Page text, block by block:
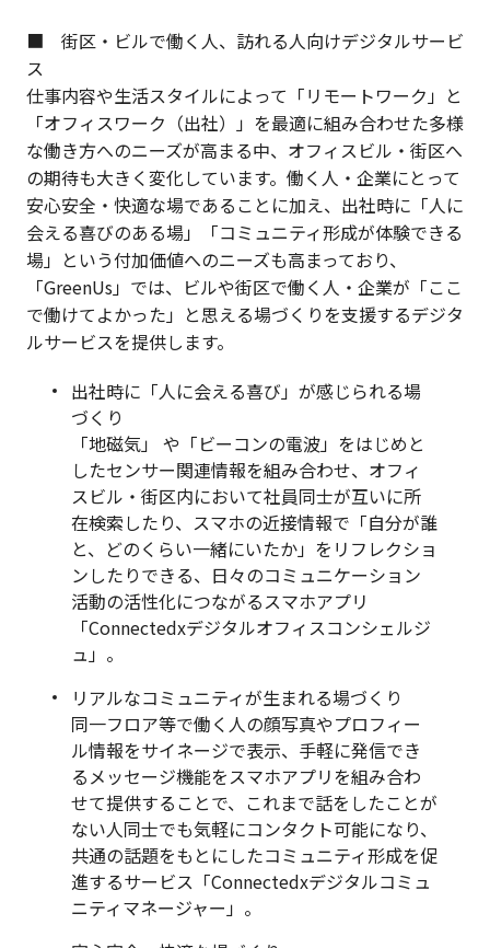
■ 街区・ビルで働く人、訪れる人向けデジタルサービ
ス
仕事内容や生活スタイルによって「リモートワーク」と
「オフィスワーク（出社）」を最適に組み合わせた多様
な働き方へのニーズが高まる中、オフィスビル・街区へ
の期待も大きく変化しています。働く人・企業にとって
安心安全・快適な場であることに加え、出社時に「人に
会える喜びのある場」「コミュニティ形成が体験できる
場」という付加価値へのニーズも高まっており、
「GreenUs」では、ビルや街区で働く人・企業が「ここ
で働けてよかった」と思える場づくりを支援するデジタ
ルサービスを提供します。
出社時に「人に会える喜び」が感じられる場
づくり
「地磁気」 や「ビーコンの電波」をはじめと
したセンサー関連情報を組み合わせ、オフィ
スビル・街区内において社員同士が互いに所
在検索したり、スマホの近接情報で「自分が誰
と、どのくらい一緒にいたか」をリフレクショ
ンしたりできる、日々のコミュニケーション
活動の活性化につながるスマホアプリ
「Connectedxデジタルオフィスコンシェルジ
ュ」。
リアルなコミュニティが生まれる場づくり
同一フロア等で働く人の顔写真やプロフィー
ル情報をサイネージで表示、手軽に発信でき
るメッセージ機能をスマホアプリを組み合わ
せて提供することで、これまで話をしたことが
ない人同士でも気軽にコンタクト可能になり、
共通の話題をもとにしたコミュニティ形成を促
進するサービス「Connectedxデジタルコミュ
ニティマネージャー」。